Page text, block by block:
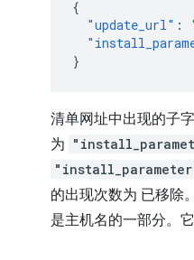
{
"update_url" :
}
清单网址中出现的子
为
的出现次数为 已移除
是主机名的一部分。它